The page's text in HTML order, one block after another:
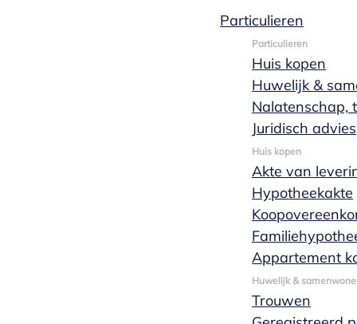
Particulieren
Particulieren
Huis kopen
Huwelijk &
Nalatenschap,
Juridisch advies
Huis kopen
Akte van
Hypotheekakte
Appartement
Huwelijk &
Trouwen
mr. Daniek
Zwarthoed